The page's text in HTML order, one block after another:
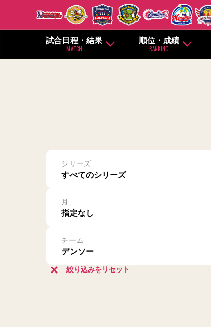
試合日程・結果
MATCH
順位・成績
RANKING
シリーズ
月
チーム
絞り込みをリセット